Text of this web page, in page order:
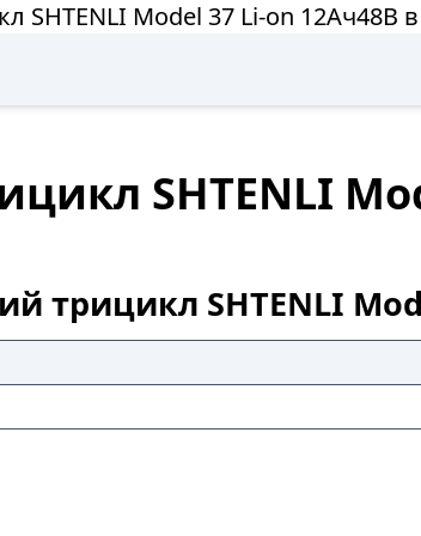
SHTENLI Model 37 Li-on 12Ач48В
SHTENLI
трицикл SHTENLI